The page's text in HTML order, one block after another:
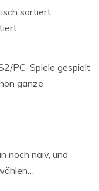
sortiert
PC-Spiele gespielt
ganze
noch naiv, und